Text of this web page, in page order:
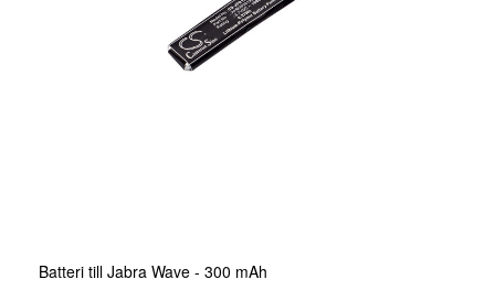
Batteri till Jabra Wave - 300 mAh